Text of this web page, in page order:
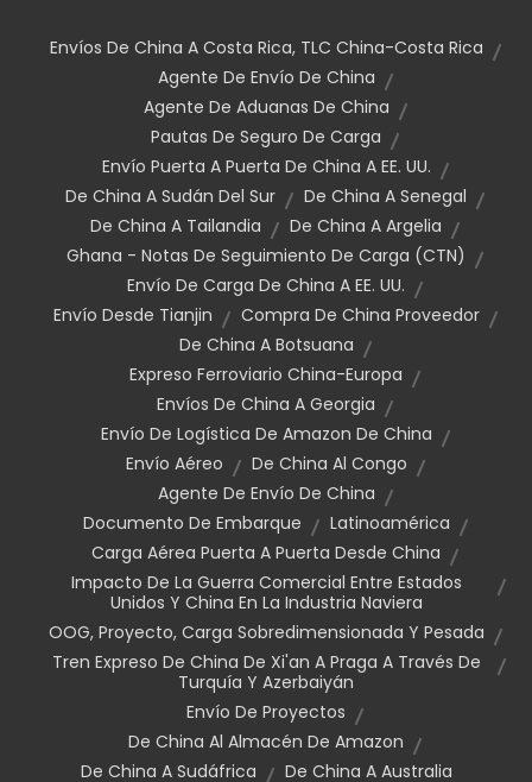
Envíos De China A Costa Rica, TLC China-Costa Rica
Agente De Envío De China
Agente De Aduanas De China
Pautas De Seguro De Carga
Envío Puerta A Puerta De China A EE. UU.
De China A Sudán Del Sur
De China A Senegal
De China A Tailandia
De China A Argelia
Ghana - Notas De Seguimiento De Carga (CTN)
Envío De Carga De China A EE. UU.
Envío Desde Tianjin
Compra De China Proveedor
De China A Botsuana
Expreso Ferroviario China-Europa
Envíos De China A Georgia
Envío De Logística De Amazon De China
Envío Aéreo
De China Al Congo
Agente De Envío De China
Documento De Embarque
Latinoamérica
Carga Aérea Puerta A Puerta Desde China
Impacto De La Guerra Comercial Entre Estados
Unidos Y China En La Industria Naviera
OOG, Proyecto, Carga Sobredimensionada Y Pesada
Tren Expreso De China De Xi'an A Praga A Través De
Turquía Y Azerbaiyán
Envío De Proyectos
De China Al Almacén De Amazon
De China A Sudáfrica
De China A Australia